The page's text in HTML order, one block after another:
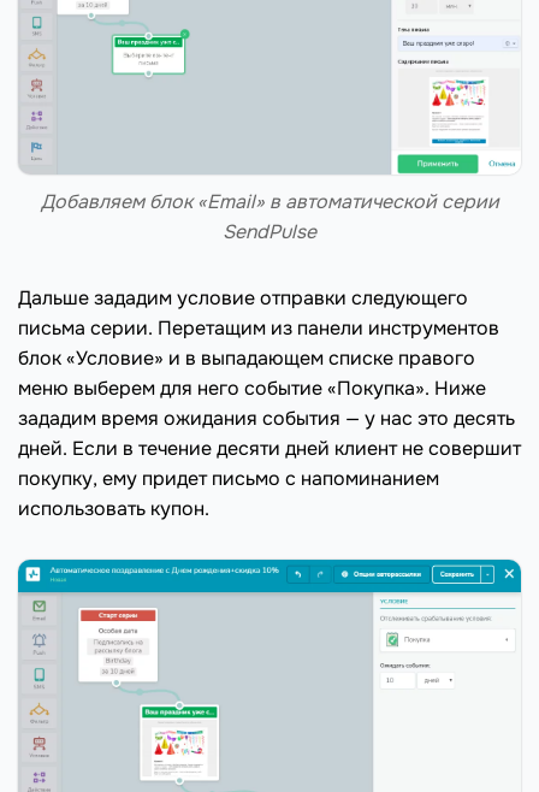
Добавляем блок «Email» в автоматической серии
SendPulse
Дальше зададим условие отправки следующего
письма серии. Перетащим из панели инструментов
блок «Условие» и в выпадающем списке правого
меню выберем для него событие «Покупка». Ниже
зададим время ожидания события — у нас это десять
дней. Если в течение десяти дней клиент не совершит
покупку, ему придет письмо с напоминанием
использовать купон.